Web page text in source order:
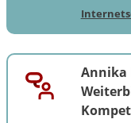
Annika